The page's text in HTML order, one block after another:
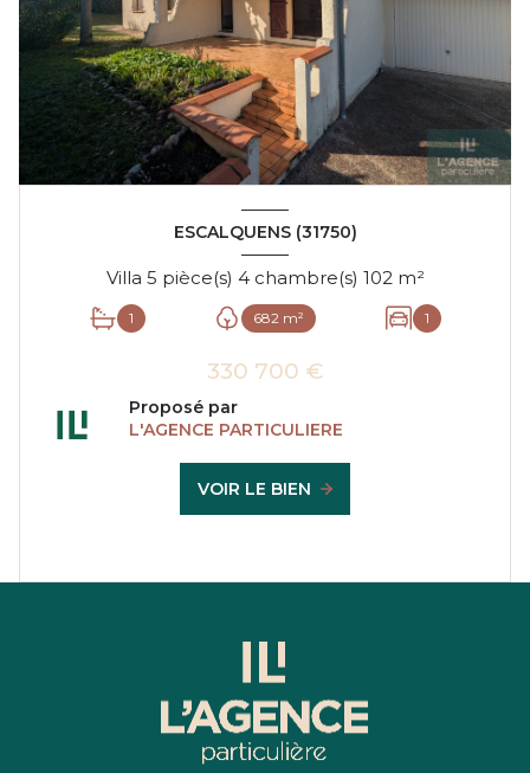
ESCALQUENS (31750)
Villa 5 pièce(s) 4 chambre(s) 102 m²
1 682 m² 1
330 700 €
Proposé par
L'AGENCE PARTICULIERE
VOIR LE BIEN